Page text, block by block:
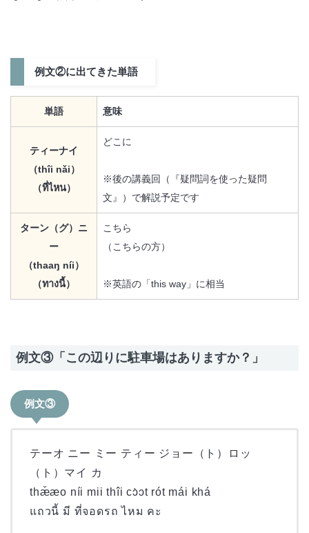
例文②に出てきた単語
単語 意味
ティーナイ
（thîi nǎi）
（ที่ไหน）
どこに
※後の講義回（『疑問詞を使った疑問
文』）で解説予定です
ターン（グ）ニ
ー
（thaaŋ níi）
（ทางนี้）
こちら
（こちらの方）
※英語の「this way」に相当
例文③「この辺りに駐車場はありますか？」
例文③
テーオ ニー ミー ティー ジョー（ト）ロッ
（ト）マイ カ
thæ̌æo níi mii thîi cɔ̀ɔt rót mái khá
แถวนี้ มี ที่จอดรถ ไหม คะ